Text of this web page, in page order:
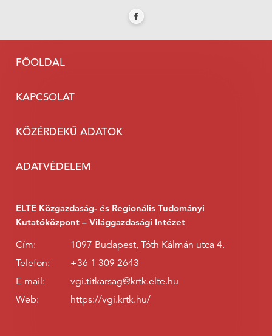
FŐOLDAL
KAPCSOLAT
KÖZÉRDEKŰ ADATOK
ADATVÉDELEM
ELTE Közgazdaság- és Regionális Tudományi
Kutatóközpont – Világgazdasági Intézet
Cím:
1097 Budapest, Tóth Kálmán utca 4.
Telefon:
+36 1 309 2643
E-mail:
vgi.titkarsag@krtk.elte.hu
Web:
https://vgi.krtk.hu/